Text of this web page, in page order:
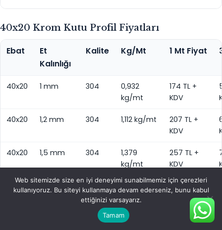
40x20 Krom Kutu Profil Fiyatları
Ebat
Et
Kalınlığı
Kalite Kg/Mt 1 Mt Fiyat
40x20 1 mm 304
0,932
kg/mt
174 TL +
KDV
40x20 1,2 mm 304 1,112 kg/mt
207 TL +
KDV
40x20 1,5 mm 304
1,379
kg/mt
257 TL +
KDV
40x20 2 mm 304
1,814
kg/mt
338 TL +
KDV
304
2,236
416 TL +
Web sitemizde size en iyi deneyimi sunabilmemiz için çerezleri
kullanıyoruz. Bu siteyi kullanmaya devam ederseniz, bunu kabul
ettiğinizi varsayarız.
Tamam